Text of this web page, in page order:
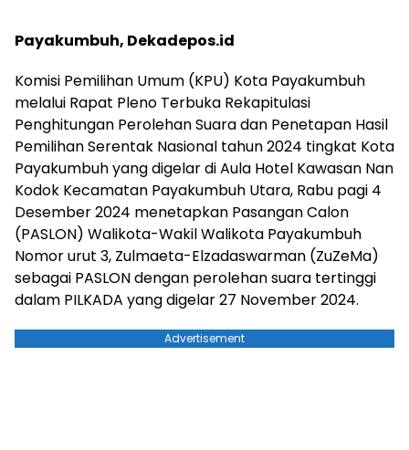
Payakumbuh, Dekadepos.id
Komisi Pemilihan Umum (KPU) Kota Payakumbuh
melalui Rapat Pleno Terbuka Rekapitulasi
Penghitungan Perolehan Suara dan Penetapan Hasil
Pemilihan Serentak Nasional tahun 2024 tingkat Kota
Payakumbuh yang digelar di Aula Hotel Kawasan Nan
Kodok Kecamatan Payakumbuh Utara, Rabu pagi 4
Desember 2024 menetapkan Pasangan Calon
(PASLON) Walikota-Wakil Walikota Payakumbuh
Nomor urut 3, Zulmaeta-Elzadaswarman (ZuZeMa)
sebagai PASLON dengan perolehan suara tertinggi
dalam PILKADA yang digelar 27 November 2024.
Advertisement